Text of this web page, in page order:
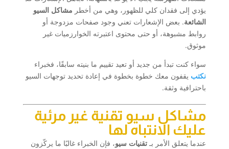
يؤدي إلى فقدان كلي للظهور، وهي من أخطر مشاكل السيو
الشائعة. بعض الإشعارات تعني وجود صفحات مزدوجة أو
روابط مشبوهة، أو حتى محتوى اعتبرته الخوارزميات غير
موثوق.
سواء كنت تبدأ من جديد أو تعيد تقييم ما بنيته سابقًا، فخبراء
نكتب يقفون معك خطوة بخطوة في إعادة تحديد توجهات السيو
باحترافية وثقة.
مشاكل سيو تقنية غير مرئية
عليك الانتباه لها
عندما يتعلق الأمر بـ تقنيات سيو، فإن الخبراء غالبًا ما يركّزون